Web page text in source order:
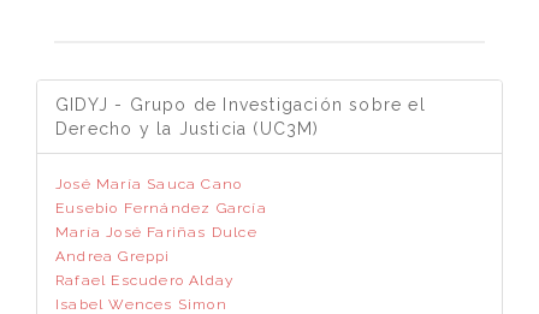
GIDYJ - Grupo de Investigación sobre el
Derecho y la Justicia (UC3M)
José María Sauca Cano
Eusebio Fernández García
María José Fariñas Dulce
Andrea Greppi
Rafael Escudero Alday
Isabel Wences Simon